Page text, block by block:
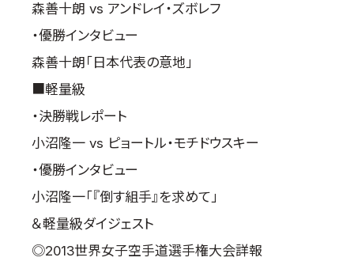
森善十朗 vs アンドレイ・ズボレフ
・優勝インタビュー
森善十朗「日本代表の意地」
■軽量級
・決勝戦レポート
小沼隆一 vs ピョートル・モチドウスキー
・優勝インタビュー
小沼隆一「『倒す組手』を求めて」
＆軽量級ダイジェスト
◎2013世界女子空手道選手権大会詳報